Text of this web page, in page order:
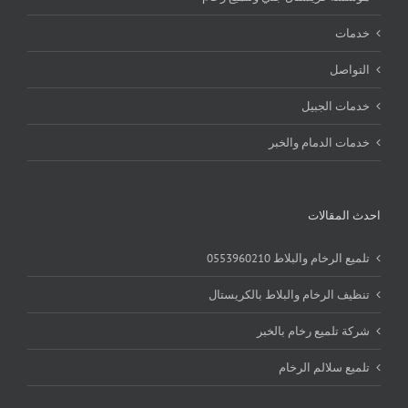
خدمات
التواصل
خدمات الجبيل
خدمات الدمام والخبر
احدث المقالات
تلميع الرخام والبلاط 0553960210
تنظيف الرخام والبلاط بالكريستال
شركة تلميع رخام بالخبر
تلميع سلالم الرخام